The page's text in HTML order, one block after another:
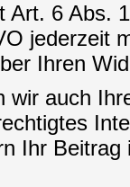
Art. 6 Abs.
jederzeit
Ihren
wir auch
Ihr